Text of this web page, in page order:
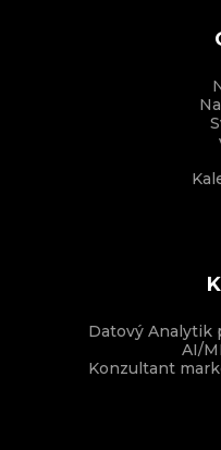
Datový Analytik
AI/
Konzultant